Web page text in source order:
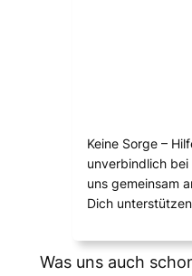
Keine Sorge –
unverbindlich
uns gemeinsam
Dich
Was uns auch